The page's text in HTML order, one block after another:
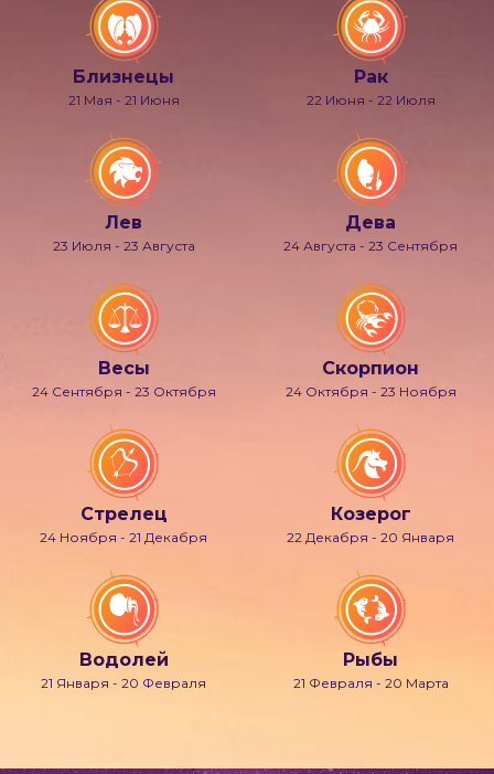
Близнецы
21 Мая - 21 Июня
Рак
22 Июня - 22 Июля
Лев
23 Июля - 23 Августа
Дева
24 Августа - 23 Сентября
Весы
24 Сентября - 23 Октября
Скорпион
24 Октября - 23 Ноября
Стрелец
24 Ноября - 21 Декабря
Козерог
22 Декабря - 20 Января
Водолей
21 Января - 20 Февраля
Рыбы
21 Февраля - 20 Марта